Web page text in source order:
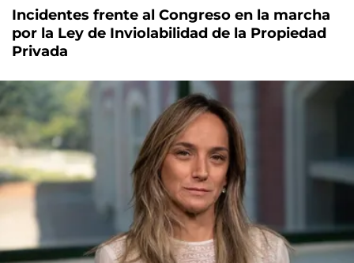
Incidentes frente al Congreso en la marcha
por la Ley de Inviolabilidad de la Propiedad
Privada